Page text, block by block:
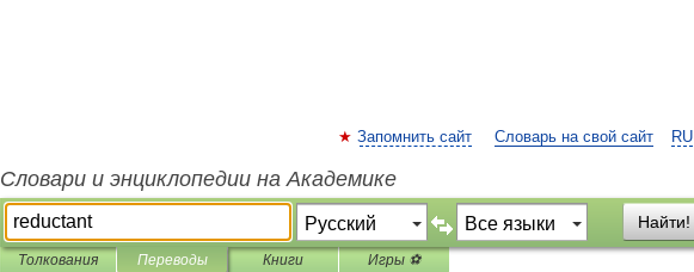
RU
Запомнить сайт Словарь на свой сайт
Словари и энциклопедии на Академике
Найти!
Толкования Переводы Книги Игры ⚽